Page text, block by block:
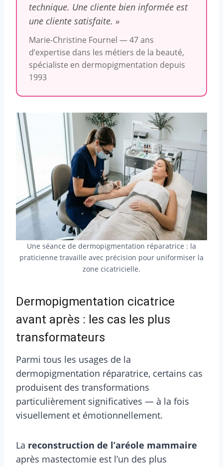
technique. Une cliente bien informée est
une cliente satisfaite. »
Marie-Christine Fournel — 47 ans
d’expertise dans les métiers de la beauté,
spécialiste en dermopigmentation depuis
1993
Une séance de dermopigmentation réparatrice : la
praticienne travaille avec précision pour uniformiser la
zone cicatricielle.
Dermopigmentation cicatrice
avant après : les cas les plus
transformateurs
Parmi tous les usages de la
dermopigmentation réparatrice, certains cas
produisent des transformations
particulièrement significatives — à la fois
visuellement et émotionnellement.
La reconstruction de l’aréole mammaire
après mastectomie est l’un des plus